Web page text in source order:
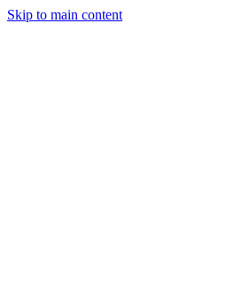
Skip to main content